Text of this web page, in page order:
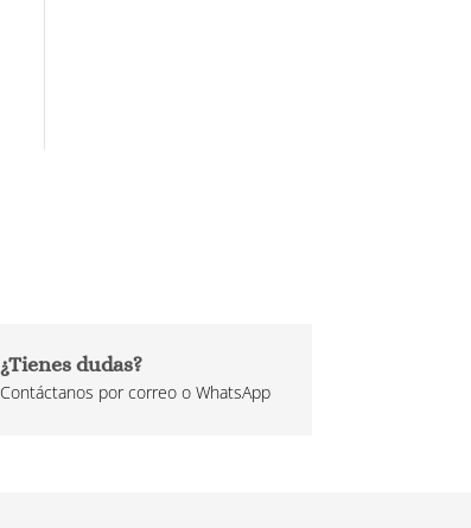
¿Tienes dudas?
Contáctanos por correo o WhatsApp